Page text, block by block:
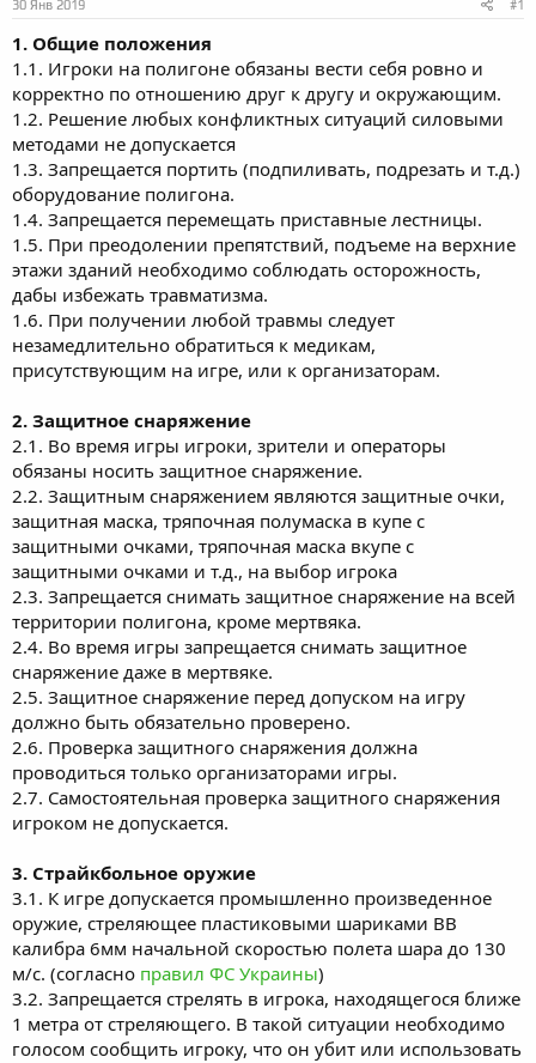
30 Янв 2019 #1
1. Общие положения
1.1. Игроки на полигоне обязаны вести себя ровно и
корректно по отношению друг к другу и окружающим.
1.2. Решение любых конфликтных ситуаций силовыми
методами не допускается
1.3. Запрещается портить (подпиливать, подрезать и т.д.)
оборудование полигона.
1.4. Запрещается перемещать приставные лестницы.
1.5. При преодолении препятствий, подъеме на верхние
этажи зданий необходимо соблюдать осторожность,
дабы избежать травматизма.
1.6. При получении любой травмы следует
незамедлительно обратиться к медикам,
присутствующим на игре, или к организаторам.
2. Защитное снаряжение
2.1. Во время игры игроки, зрители и операторы
обязаны носить защитное снаряжение.
2.2. Защитным снаряжением являются защитные очки,
защитная маска, тряпочная полумаска в купе с
защитными очками, тряпочная маска вкупе с
защитными очками и т.д., на выбор игрока
2.3. Запрещается снимать защитное снаряжение на всей
территории полигона, кроме мертвяка.
2.4. Во время игры запрещается снимать защитное
снаряжение даже в мертвяке.
2.5. Защитное снаряжение перед допуском на игру
должно быть обязательно проверено.
2.6. Проверка защитного снаряжения должна
проводиться только организаторами игры.
2.7. Самостоятельная проверка защитного снаряжения
игроком не допускается.
3. Страйкбольное оружие
3.1. К игре допускается промышленно произведенное
оружие, стреляющее пластиковыми шариками ВВ
калибра 6мм начальной скоростью полета шара до 130
м/с. (согласно правил ФС Украины)
3.2. Запрещается стрелять в игрока, находящегося ближе
1 метра от стреляющего. В такой ситуации необходимо
голосом сообщить игроку, что он убит или использовать